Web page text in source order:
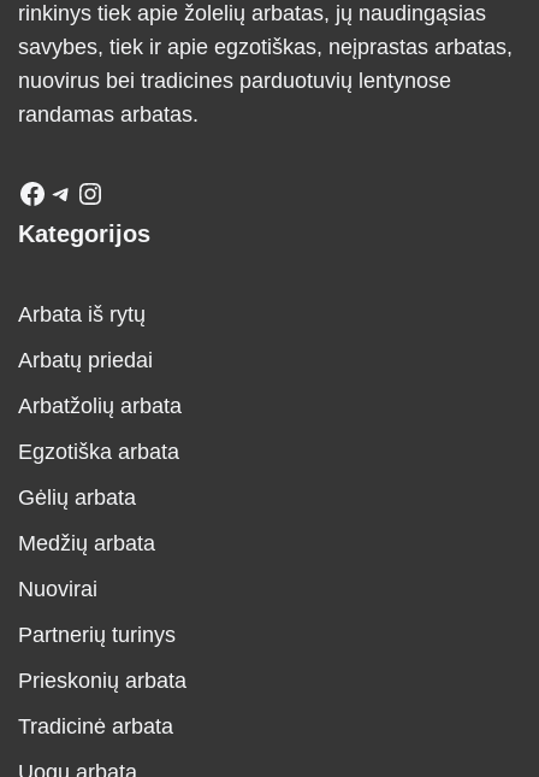
rinkinys tiek apie žolelių arbatas, jų naudingąsias
savybes, tiek ir apie egzotiškas, neįprastas arbatas,
nuovirus bei tradicines parduotuvių lentynose
randamas arbatas.
Kategorijos
Arbata iš rytų
Arbatų priedai
Arbatžolių arbata
Egzotiška arbata
Gėlių arbata
Medžių arbata
Nuovirai
Partnerių turinys
Prieskonių arbata
Tradicinė arbata
Uogų arbata